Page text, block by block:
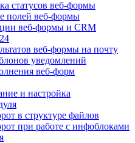
статусов веб-формы
полей веб-формы
веб-формы и CRM
веб-формы на почту
уведомлений
веб-форм
и настройка
в структуре файлов
при работе с инфоблоками